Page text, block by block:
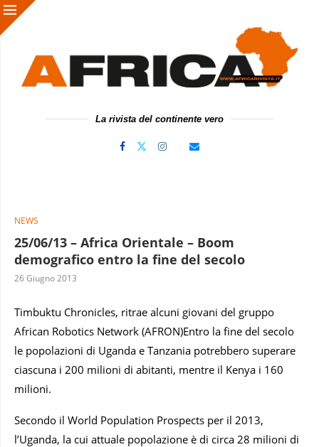
La rivista del continente vero
NEWS
25/06/13 – Africa Orientale – Boom
demografico entro la fine del secolo
26 Giugno 2013
Timbuktu Chronicles, ritrae alcuni giovani del gruppo
African Robotics Network (AFRON)Entro la fine del secolo
le popolazioni di Uganda e Tanzania potrebbero superare
ciascuna i 200 milioni di abitanti, mentre il Kenya i 160
milioni.
Secondo il World Population Prospects per il 2013,
l’Uganda, la cui attuale popolazione è di circa 28 milioni di